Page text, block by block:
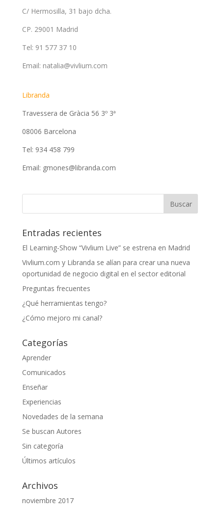
C/ Hermosilla, 31 bajo dcha.
CP. 29001 Madrid
Tel: 91 577 37 10
Email: natalia@vivlium.com
Libranda
Travessera de Gràcia 56 3º 3ª
08006 Barcelona
Tel: 934 458 799
Email: gmones@libranda.com
Entradas recientes
El Learning-Show “Vivlium Live” se estrena en Madrid
Vivlium.com y Libranda se alían para crear una nueva
oportunidad de negocio digital en el sector editorial
Preguntas frecuentes
¿Qué herramientas tengo?
¿Cómo mejoro mi canal?
Categorías
Aprender
Comunicados
Enseñar
Experiencias
Novedades de la semana
Se buscan Autores
Sin categoría
Últimos artículos
Archivos
noviembre 2017